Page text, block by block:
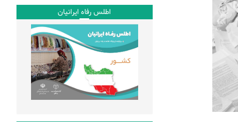
اطلس رفاه ایرانیان